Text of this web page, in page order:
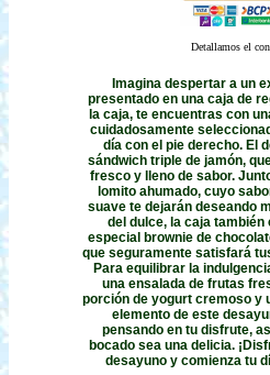
Detallamos el
Imagina despertar a un
presentado en una caja de
la caja, te encuentras con
cuidadosamente
día con el pie derecho. El
sándwich triple de jamón,
fresco y lleno de sabor.
lomito ahumado, cuyo
suave te dejarán deseando
del dulce, la caja
especial brownie de
que seguramente satisfará
Para equilibrar la
una ensalada de frutas
porción de yogurt cremoso y
elemento de este
pensando en tu disfrute,
bocado sea una delicia.
desayuno y comienza tu